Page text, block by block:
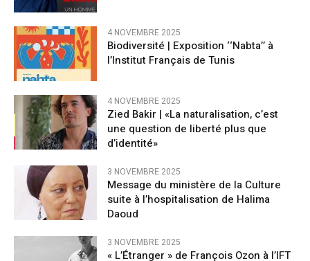
4 NOVEMBRE 2025
Biodiversité | Exposition ‘‘Nabta’’ à
l’Institut Français de Tunis
4 NOVEMBRE 2025
Zied Bakir | «La naturalisation, c’est
une question de liberté plus que
d’identité»
3 NOVEMBRE 2025
Message du ministère de la Culture
suite à l’hospitalisation de Halima
Daoud
3 NOVEMBRE 2025
« L’Étranger » de François Ozon à l’IFT